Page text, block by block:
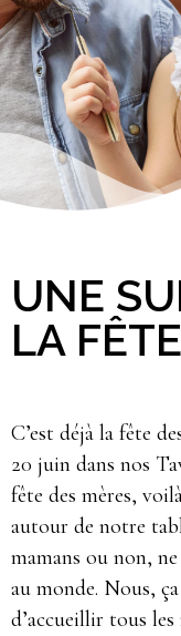
UNE
LA
C’est déjà la fête
20 juin dans nos
fête des mères,
autour de notre
mamans ou non,
au monde. Nous,
d’accueillir tous